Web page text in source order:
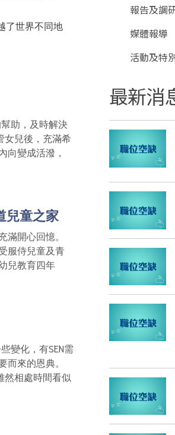
了世界不同地
助，及時解決
女兒後，充滿希
變成活潑，
兒童之家
開心回憶。
服侍兒童及青
兒教育四年
變化，有SEN需
來的恩典。
然相處時間看似
報告及調
媒體報導
活動及特
最新消